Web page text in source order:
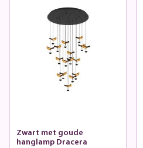
Zwart met goude
hanglamp Dracera